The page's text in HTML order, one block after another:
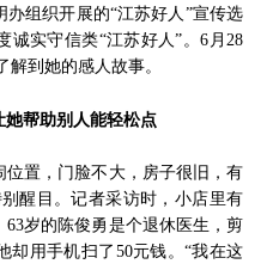
组织开展的“江苏好人”宣传选
诚实守信类“江苏好人”。6月28
到她的感人故事。
她帮助别人能轻松点
置，门脸不大，房子很旧，有
醒目。记者采访时，小店里有
岁的陈俊勇是个退休医生，剪
却用手机扫了50元钱。“我在这